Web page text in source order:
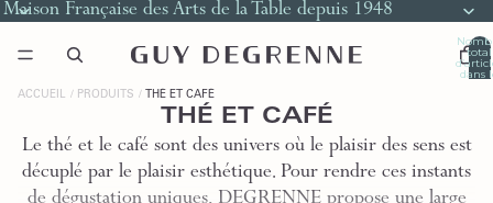
Maison Française des Arts de la Table depuis 1948
total
dans
ACCUEIL PRODUITS THÉ ET CAFÉ
THÉ ET CAFÉ
Le thé et le café sont des univers où le plaisir des sens est
décuplé par le plaisir esthétique. Pour rendre ces instants